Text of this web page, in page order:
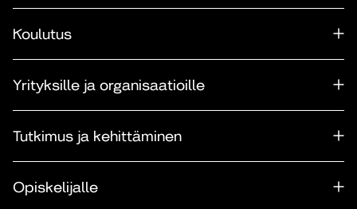
Koulutus
Yrityksille ja organisaatioille
Tutkimus ja kehittäminen
Opiskelijalle